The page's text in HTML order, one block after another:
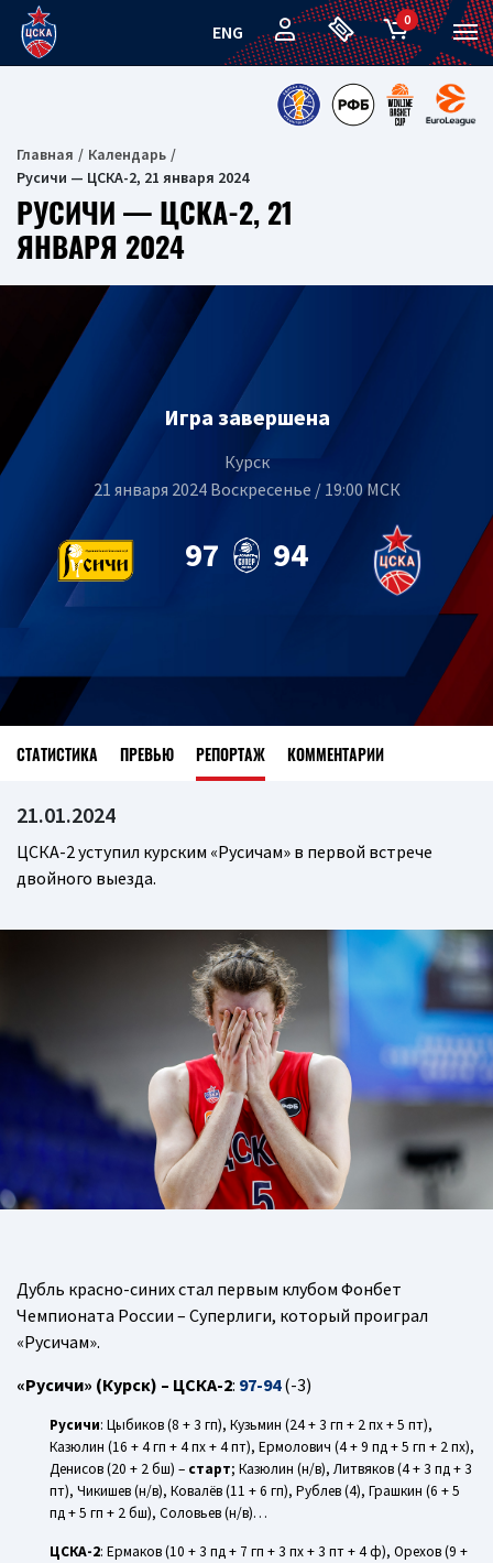
ENG
0
Главная
Календарь
Русичи — ЦСКА-2, 21 января 2024
РУСИЧИ — ЦСКА-2, 21
ЯНВАРЯ 2024
Игра завершена
Курск
21 января 2024 Воскресенье / 19:00 МСК
97 94
СТАТИСТИКА ПРЕВЬЮ РЕПОРТАЖ КОММЕНТАРИИ
21.01.2024
ЦСКА-2 уступил курским «Русичам» в первой встрече
двойного выезда.
Дубль красно-синих стал первым клубом Фонбет
Чемпионата России – Суперлиги, который проиграл
«Русичам».
«Русичи» (Курск) – ЦСКА-2: 97-94(-3)
Русичи: Цыбиков (8 + 3 гп), Кузьмин (24 + 3 гп + 2 пх + 5 пт),
Казюлин (16 + 4 гп + 4 пх + 4 пт), Ермолович (4 + 9 пд + 5 гп + 2 пх),
Денисов (20 + 2 бш) – старт; Казюлин (н/в), Литвяков (4 + 3 пд + 3
пт), Чикишев (н/в), Ковалёв (11 + 6 гп), Рублев (4), Грашкин (6 + 5
пд + 5 гп + 2 бш), Соловьев (н/в)…
ЦСКА-2: Ермаков (10 + 3 пд + 7 гп + 3 пх + 3 пт + 4 ф), Орехов (9 +